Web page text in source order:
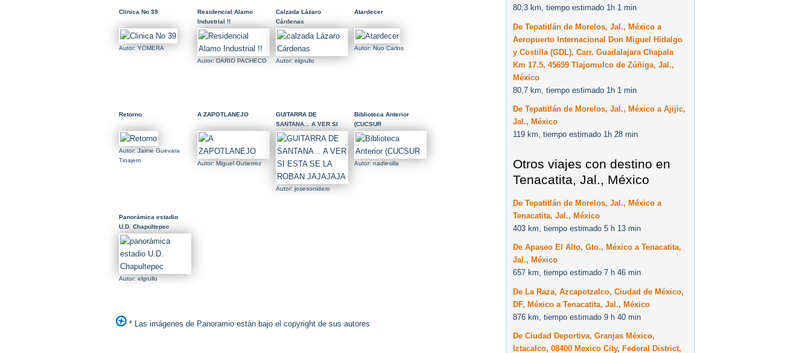
Clinica No 39
Autor: YOMERA
Residencial Alamo
Industrial !!
Autor: DARIO PACHECO
Calzada Lázaro
Cárdenas
Autor: elgrullo
Atardecer
Autor: Nuo Carlos
Retorno
Autor: Jaime Guevara
Tinajero
A ZAPOTLANEJO
Autor: Miguel Gutierrez
GUITARRA DE
SANTANA... A VER SI
ESTA SE LA ROBAN
JAJAJAJA
Autor: josesonidero
Biblioteca Anterior
(CUCSUR
Autor: nadiesilla
Panorámica estadio
U.D. Chapultepec
Autor: elgrullo
* Las imágenes de Panoramio están bajo el copyright de sus autores
80,3 km, tiempo estimado 1h 1 min
De Tepatitlán de Morelos, Jal., México a
Aeropuerto Internacional Don Miguel Hidalgo
y Costilla (GDL), Carr. Guadalajara Chapala
Km 17.5, 45659 Tlajomulco de Zúñiga, Jal.,
México
80,7 km, tiempo estimado 1h 1 min
De Tepatitlán de Morelos, Jal., México a Ajijic,
Jal., México
119 km, tiempo estimado 1h 28 min
Otros viajes con destino en
Tenacatita, Jal., México
De Tepatitlán de Morelos, Jal., México a
Tenacatita, Jal., México
403 km, tiempo estimado 5 h 13 min
De Apaseo El Alto, Gto., México a Tenacatita,
Jal., México
657 km, tiempo estimado 7 h 46 min
De La Raza, Azcapotzalco, Ciudad de México,
DF, México a Tenacatita, Jal., México
876 km, tiempo estimado 9 h 40 min
De Ciudad Deportiva, Granjas México,
Iztacalco, 08400 Mexico City, Federal District,